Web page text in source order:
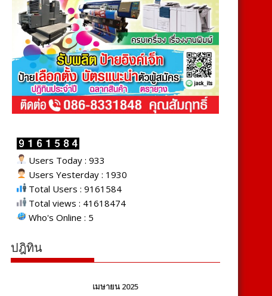
Users Today : 933
Users Yesterday : 1930
Total Users : 9161584
Total views : 41618474
Who's Online : 5
ปฎิทิน
เมษายน 2025